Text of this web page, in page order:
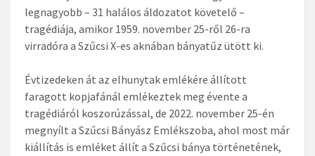
legnagyobb – 31 halálos áldozatot követelő –
tragédiája, amikor 1959. november 25-ről 26-ra
virradóra a Szűcsi X-es aknában bányatűz ütött ki.
Évtizedeken át az elhunytak emlékére állított
faragott kopjafánál emlékeztek meg évente a
tragédiáról koszorúzással, de 2022. november 25-én
megnyílt a Szűcsi Bányász Emlékszoba, ahol most már
kiállítás is emléket állít a Szűcsi bánya történetének,